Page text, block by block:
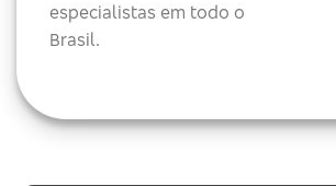
especialistas em todo o
Brasil.